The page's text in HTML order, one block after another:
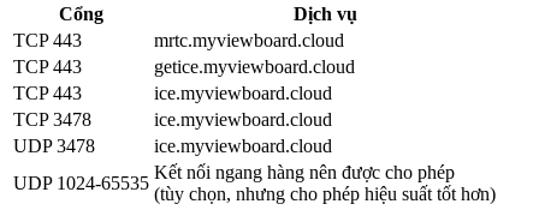
Cổng
Dịch vụ
TCP 443
mrtc.myviewboard.cloud
TCP 443
getice.myviewboard.cloud
TCP 443
ice.myviewboard.cloud
TCP 3478
ice.myviewboard.cloud
UDP 3478
ice.myviewboard.cloud
UDP 1024-65535
Kết nối ngang hàng nên được cho phép
(tùy chọn, nhưng cho phép hiệu suất tốt hơn)